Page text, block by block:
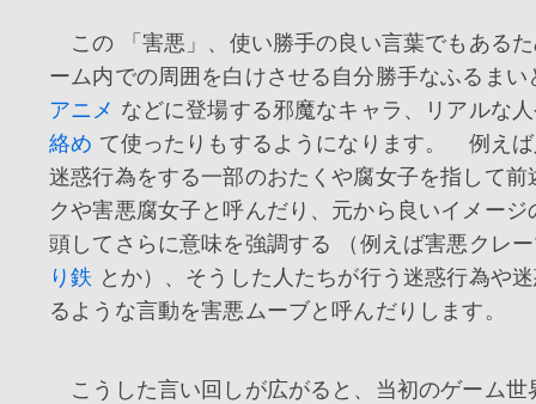
この 「害悪」、使い勝手の良い言葉でもある
ーム内での周囲を白けさせる自分勝手なふるまい
アニメ などに登場する邪魔なキャラ、リアルな
絡め て使ったりもするようになります。 例え
迷惑行為をする一部のおたくや腐女子を指して前
クや害悪腐女子と呼んだり、元から良いイメージ
頭してさらに意味を強調する （例えば害悪クレ
り鉄 とか）、そうした人たちが行う迷惑行為や
るような言動を害悪ムーブと呼んだりします。
こうした言い回しが広がると、当初のゲーム世